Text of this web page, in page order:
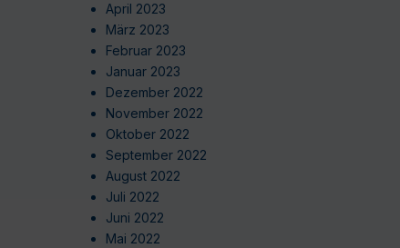
April 2023
März 2023
Februar 2023
Januar 2023
Dezember 2022
November 2022
Oktober 2022
September 2022
August 2022
Juli 2022
Juni 2022
Mai 2022